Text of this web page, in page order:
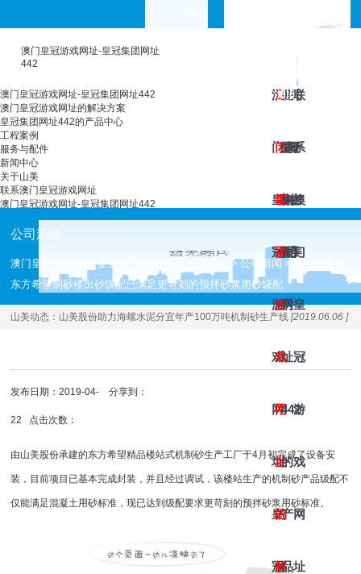
澳门皇冠游戏网址-皇冠集团网址
442
澳
门
皇
冠
游
戏
网
址-
皇
冠
澳
门
皇
冠
游
戏
网
址
的
解
工
程
案
例
皇
冠
集
团
网
址
442
的
产
品
服
务
与
配
件
新
闻
中
心
关
于
山
美
联
系
澳
门
皇
冠
游
戏
网
址
澳门皇冠游戏网址-皇冠集团网址442
澳门皇冠游戏网址的解决方案
皇冠集团网址442的产品中心
工程案例
服务与配件
新闻中心
关于山美
联系澳门皇冠游戏网址
澳门皇冠游戏网址-皇冠集团网址442
公司新闻
澳门皇冠游戏网址-皇冠集团网址442 >公司新闻 >
东方希望制砂楼出砂级配已满足更苛刻的预拌砂浆用砂级配
山美动态： 山美股份助力海螺水泥分宜年产100万吨机制砂生产线 [2019.06.06 ]
分享到：
发布日期：2019-04-
22 点击次数：
由山美股份承建的东方希望精品楼站式机制砂生产工厂于4月初完成了设备安
装，目前项目已基本完成封装，并且经过调试，该楼站生产的机制砂产品级配不
仅能满足混凝土用砂标准，现已达到级配要求更苛刻的预拌砂浆用砂标准。